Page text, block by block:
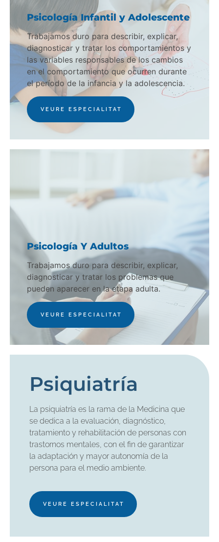
Psicología Infantil y Adolescente
Trabajamos duro para describir, explicar,
diagnosticar y tratar los comportamientos y
las variables responsables de los cambios
en el comportamiento que ocurren durante
el período de la infancia y la adolescencia.
VEURE ESPECIALITAT
Psicología Y Adultos
Trabajamos duro para describir, explicar,
diagnosticar y tratar los problemas que
pueden aparecer en la etapa adulta.
VEURE ESPECIALITAT
Psiquiatría
La psiquiatría es la rama de la Medicina que
se dedica a la evaluación, diagnóstico,
tratamiento y rehabilitación de personas con
trastornos mentales, con el fin de garantizar
la adaptación y mayor autonomía de la
persona para el medio ambiente.
VEURE ESPECIALITAT